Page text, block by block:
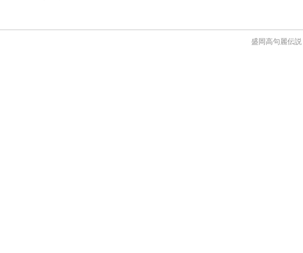
盛岡高句麗伝説